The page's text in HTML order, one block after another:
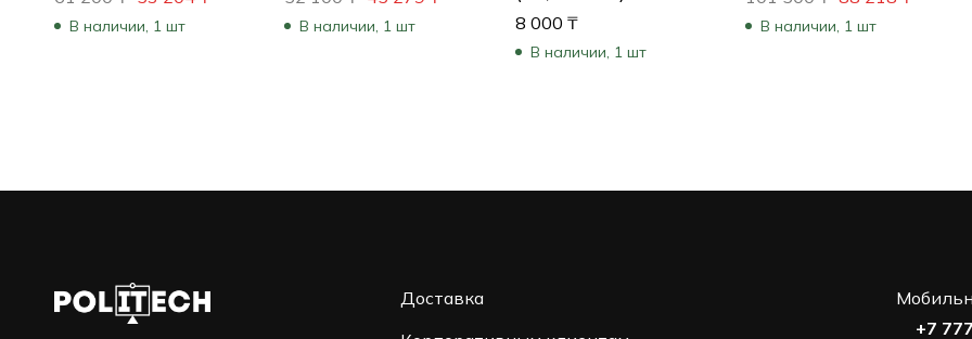
В наличии, 1 шт В наличии, 1 шт
8 000 ₸
В наличии, 1 шт
В наличии, 1 шт
Доставка
+7